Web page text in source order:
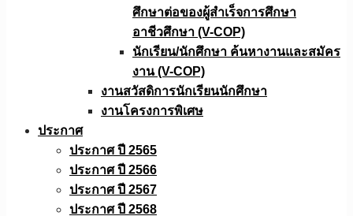
ศึกษาต่อของผู้สำเร็จการศึกษา
อาชีวศึกษา (V-COP)
นักเรียน/นักศึกษา ค้นหางานและสมัคร
งาน (V-COP)
งานสวัสดิการนักเรียนนักศึกษา
งานโครงการพิเศษ
ประกาศ
ประกาศ ปี 2565
ประกาศ ปี 2566
ประกาศ ปี 2567
ประกาศ ปี 2568